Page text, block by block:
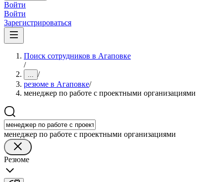
Войти
Войти
Зарегистрироваться
Поиск сотрудников в Агаповке
/
... /
резюме в Агаповке/
менеджер по работе с проектными организациями
менеджер по работе с проектными организациями
Резюме